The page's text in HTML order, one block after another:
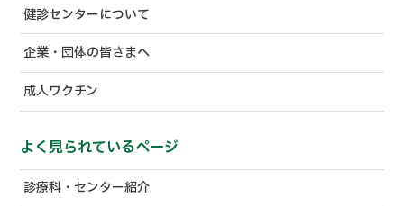
健診センターについて
企業・団体の皆さまへ
成人ワクチン
よく見られているページ
診療科・センター紹介